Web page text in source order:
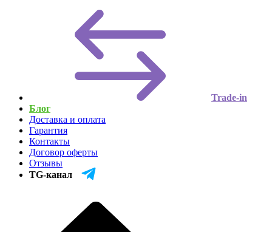
Trade-in
Блог
Доставка и оплата
Гарантия
Контакты
Договор оферты
Отзывы
TG-канал